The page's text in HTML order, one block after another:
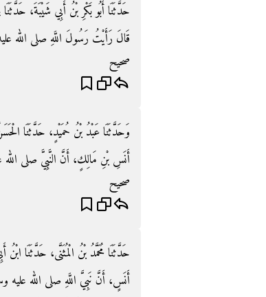
حَدَّثَنَا أَبُو بَكْرِ بْنُ أَبِي شَيْبَةَ،
قَالَ رَأَيْتُ رَسُولَ اللَّهِ صلى الله
صحيح
وَحَدَّثَنَا عَبْدُ بْنُ حُمَيْدٍ، حَدَّثَنَا
أَنَسِ بْنِ مَالِكٍ، أَنَّ النَّبِيَّ صلى
صحيح
حَدَّثَنَا مُحَمَّدُ بْنُ الْمُثَنَّى، حَدَّثَنَا
أَنَسٍ، أَنَّ نَبِيَّ اللَّهِ صلى الله عليه